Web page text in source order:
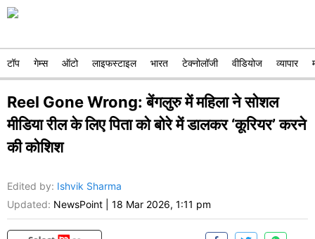
टॉप गेम्स ऑटो लाइफस्टाइल भारत टेक्नोलॉजी वीडियोज व्यापार
Reel Gone Wrong: बेंगलुरु में महिला ने सोशल
मीडिया रील के लिए पिता को बोरे में डालकर ‘कूरियर’ करने
की कोशिश
Edited by: Ishvik Sharma
Updated: NewsPoint 18 Mar 2026, 1:11 pm